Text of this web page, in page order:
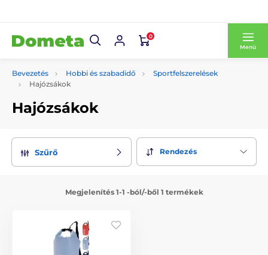
0
Menü
Bevezetés Hobbi és szabadidő
Sportfelszerelések
Hajózsákok
Hajózsákok
Szűrő Rendezés
Megjelenítés 1-1 -ból/-ből 1 termékek